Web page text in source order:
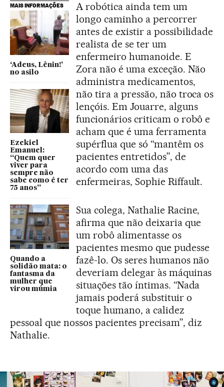
MAIS INFORMAÇÕES
‘Adeus, Lênin!’
no asilo
Ezekiel
Emanuel:
“Quem quer
viver para
sempre não
sabe como é ter
75 anos”
Quando a
solidão mata: o
fantasma da
mulher que
virou múmia
A robótica ainda tem um
longo caminho a percorrer
antes de existir a possibilidade
realista de se ter um
enfermeiro humanoide. E
Zora não é uma exceção. Não
administra medicamentos,
não tira a pressão, não troca os
lençóis. Em Jouarre, alguns
funcionários criticam o robô e
acham que é uma ferramenta
supérflua que só “mantêm os
pacientes entretidos”, de
acordo com uma das
enfermeiras, Sophie Riffault.
Sua colega, Nathalie Racine,
afirma que não deixaria que
um robô alimentasse os
pacientes mesmo que pudesse
fazê-lo. Os seres humanos não
deveriam delegar às máquinas
situações tão íntimas. “Nada
jamais poderá substituir o
toque humano, a calidez
pessoal que nossos pacientes precisam”, diz
Nathalie.